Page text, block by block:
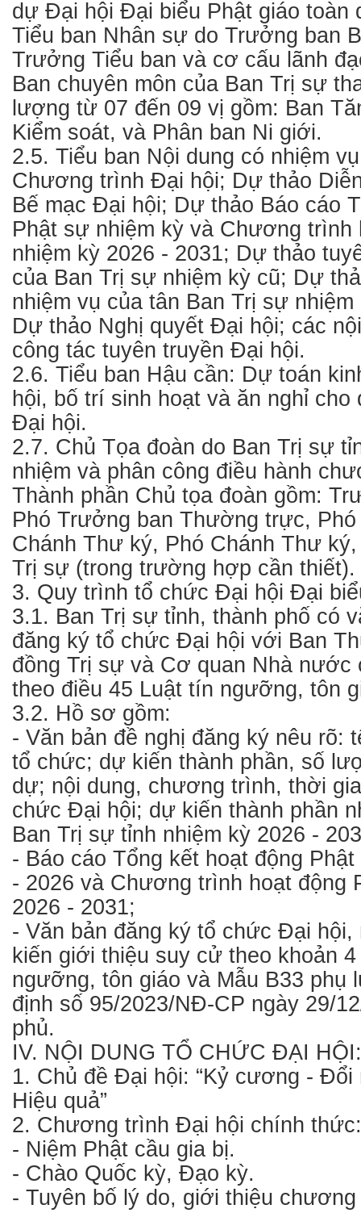
dự Đại hội Đại biểu Phật giáo toàn
Tiểu ban Nhân sự do Trưởng ban
Trưởng Tiểu ban và cơ cấu lãnh
Ban chuyên môn của Ban Trị sự
lượng từ 07 đến 09 vị gồm: Ban
Kiểm soát, và Phân ban Ni giới.
2.5. Tiểu ban Nội dung có nhiệm
Chương trình Đại hội; Dự thảo
Bế mạc Đại hội; Dự thảo Báo cáo
Phật sự nhiệm kỳ và Chương trình
nhiệm kỳ 2026 - 2031; Dự thảo
của Ban Trị sự nhiệm kỳ cũ; Dự
nhiệm vụ của tân Ban Trị sự
Dự thảo Nghị quyết Đại hội; các
công tác tuyên truyền Đại hội.
2.6. Tiểu ban Hậu cần: Dự toán
hội, bố trí sinh hoạt và ăn nghỉ cho
Đại hội.
2.7. Chủ Tọa đoàn do Ban Trị sự
nhiệm và phân công điều hành
Thành phần Chủ tọa đoàn gồm:
Phó Trưởng ban Thường trực,
Chánh Thư ký, Phó Chánh Thư
Trị sự (trong trường hợp cần thiết).
3. Quy trình tổ chức Đại hội Đại
3.1. Ban Trị sự tỉnh, thành phố có
đăng ký tổ chức Đại hội với Ban
đồng Trị sự và Cơ quan Nhà nước
theo điều 45 Luật tín ngưỡng, tôn
3.2. Hồ sơ gồm:
- Văn bản đề nghị đăng ký nêu rõ:
tổ chức; dự kiến thành phần, số
dự; nội dung, chương trình, thời
chức Đại hội; dự kiến thành phần
Ban Trị sự tỉnh nhiệm kỳ 2026 -
- Báo cáo Tổng kết hoạt động
- 2026 và Chương trình hoạt động
2026 - 2031;
- Văn bản đăng ký tổ chức Đại
kiến giới thiệu suy cử theo khoản
ngưỡng, tôn giáo và Mẫu B33 phụ
định số 95/2023/NĐ-CP ngày 29/
phủ.
IV. NỘI DUNG TỔ CHỨC ĐẠI HỘI:
1. Chủ đề Đại hội: “Kỷ cương -
Hiệu quả”
2. Chương trình Đại hội chính thức:
- Niệm Phật cầu gia bị.
- Chào Quốc kỳ, Đạo kỳ.
- Tuyên bố lý do, giới thiệu